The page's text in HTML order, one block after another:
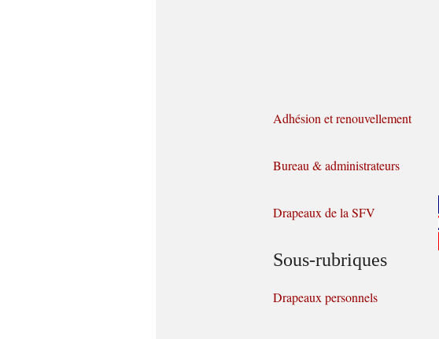
Adhésion et renouvellement
Bureau & administrateurs
Drapeaux de la SFV
Sous-rubriques
Drapeaux personnels